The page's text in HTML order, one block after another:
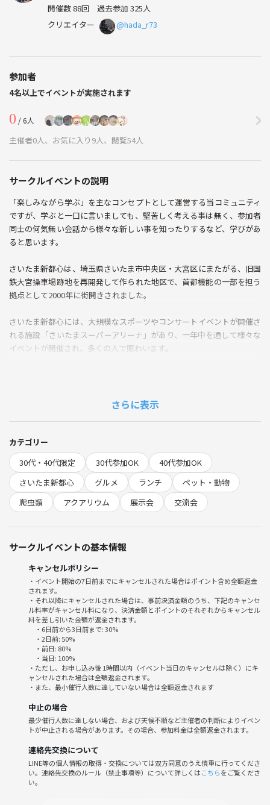
開催数 88回 過去参加 325人
クリエイター
@hada_r73
参加者
4名以上でイベントが実施されます
0 / 6人
主催者0人、お気に入り9人、閲覧54人
サークルイベントの説明
「楽しみながら学ぶ」を主なコンセプトとして運営する当コミュニティ
ですが、学ぶと一口に言いましても、堅苦しく考える事は無く、参加者
同士の何気無い会話から様々な新しい事を知ったりするなど、学びがあ
ると思います。
さいたま新都心は、埼玉県さいたま市中央区・大宮区にまたがる、旧国
鉄大宮操車場跡地を再開発して作られた地区で、首都機能の一部を担う
拠点として2000年に街開きされました。
さいたま新都心には、大規模なスポーツやコンサートイベントが開催さ
れる施設「さいたまスーパーアリーナ」があり、一年中を通して様々な
イベントが開催され、多くの人で賑わいます。
（土）、19日（日）で開催されている「エキゾチックレプタイル&アク
アリウムエキスポ」を見学したいと思います。
このイベントは、小動物、爬虫類、魚類など様々な種類の飼育用の動物
を実際に見たり、触れたりしながら、購入することもできる展示イベン
トです。
ります。
当コミュニティのイベントでは、皆様とゆるく楽しみながら学ぶ事がで
きれば幸いです。
なお、当コミュニティでは、タイトルにも記載の通り、主催者と年代の
近い「30代中盤〜40代」の参加者が中心となる事を想定して運営してお
りますが、年齢に縛りは無いため、この点にご理解頂ける方であれば、
特に参加における年齢制限はありません。
【タイムスケジュール】
11:00 JRさいたま新都心駅西口に集合
11:00〜12:30 ランチのお店に移動、ランチ
12:30〜14:50 さいたまスーパーアリーナの展示場に移動、エキゾチッ
クレプタイル&アクアリウムエキスポ見学
14:50〜15:00 さいたま新都心駅に移動、解散
スケジュールは状況次第で変更する可能性がある事、予めご了承くださ
さらに表示
カテゴリー
30代・40代限定
30代参加OK
40代参加OK
さいたま新都心
グルメ ランチ
ペット・動物
爬虫類
アクアリウム 展示会 交流会
サークルイベントの基本情報
キャンセルポリシー
・イベント開始の7日前までにキャンセルされた場合はポイント含め全額返金
されます。
・それ以降にキャンセルされた場合は、事前決済金額のうち、下記のキャンセ
ル料率がキャンセル料になり、決済金額とポイントのそれぞれからキャンセル
料を差し引いた金額が返金されます。
・6日前から3日前まで: 30%
・2日前: 50%
・前日: 80%
・当日: 100%
・ただし、お申し込み後 1時間以内（イベント当日のキャンセルは除く）にキ
ャンセルされた場合は全額返金されます。
・また、最小催行人数に達していない場合は全額返金されます
中止の場合
最少催行人数に達しない場合、および天候不順など主催者の判断によりイベン
トが中止される場合があります。その場合、参加料金は全額返金されます。
連絡先交換について
LINE等の個人情報の取得・交換については双方同意のうえ慎重に行ってくださ
い。連絡先交換のルール（禁止事項等）について詳しくはこちらをご覧くださ
い。